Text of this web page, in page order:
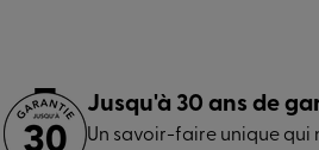
Jusqu'à 30 ans de
Un savoir-faire unique qui